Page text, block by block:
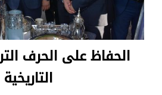
الحفاظ على الحرف
التاريخية